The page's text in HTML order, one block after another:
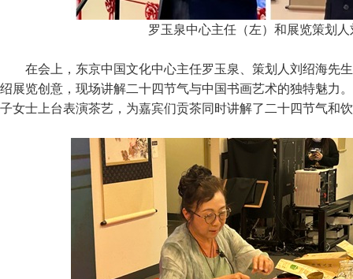
罗玉泉中心主任（左）和展览策划人
在会上，东京中国文化中心主任罗玉泉、策划人刘绍海先
绍展览创意，现场讲解二十四节气与中国书画艺术的独特魅力
子女士上台表演茶艺，为嘉宾们贡茶同时讲解了二十四节气和